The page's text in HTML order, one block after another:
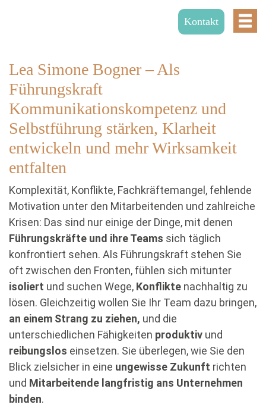
Kontakt
Lea Simone Bogner – Als
Führungskraft
Kommunikationskompetenz und
Selbstführung stärken, Klarheit
entwickeln und mehr Wirksamkeit
entfalten
Komplexität, Konflikte, Fachkräftemangel, fehlende
Motivation unter den Mitarbeitenden und zahlreiche
Krisen: Das sind nur einige der Dinge, mit denen
Führungskräfte und ihre Teams sich täglich
konfrontiert sehen. Als Führungskraft stehen Sie
oft zwischen den Fronten, fühlen sich mitunter
isoliert und suchen Wege, Konflikte nachhaltig zu
lösen. Gleichzeitig wollen Sie Ihr Team dazu bringen,
an einem Strang zu ziehen, und die
unterschiedlichen Fähigkeiten produktiv und
reibungslos einsetzen. Sie überlegen, wie Sie den
Blick zielsicher in eine ungewisse Zukunft richten
und Mitarbeitende langfristig ans Unternehmen
binden.